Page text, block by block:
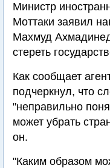
Министр
Моттаки заявил
Махмуд
стереть
Как сообщает
подчеркнул, что
"неправильно
может убрать
он.
"Каким образом